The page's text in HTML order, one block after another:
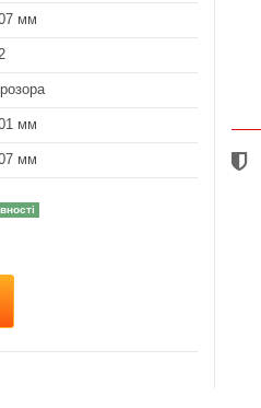
мм
мм
мм